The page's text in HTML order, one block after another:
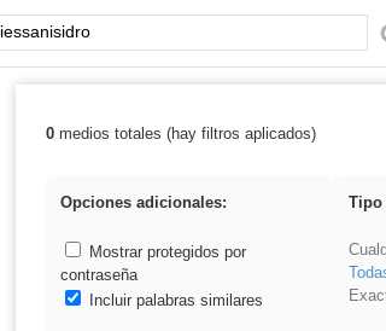
Palabra o frase:
Resultados de: iessanisidro
0medios totales (hay filtros aplicados)
Opciones adicionales:
Mostrar protegidos por
contraseña
Incluir palabras similares
Tipo